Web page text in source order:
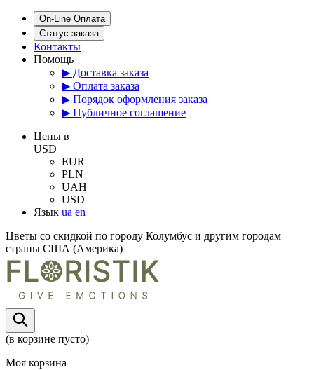
On-Line Оплата
Статус заказа
Контакты
Помощь
▶ Доставка заказа
▶ Оплата заказа
▶ Порядок оформления заказа
▶ Публичное соглашение
Цены в
USD
EUR
PLN
UAH
USD
Язык ua en
Цветы со скидкой по городу Колумбус и другим городам
страны США (Америка)
(в корзине пусто)
Моя корзина